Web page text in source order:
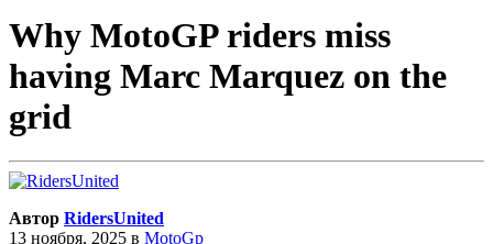
Why MotoGP riders miss
having Marc Marquez on the
grid
Автор RidersUnited
13 ноября, 2025 в MotoGp